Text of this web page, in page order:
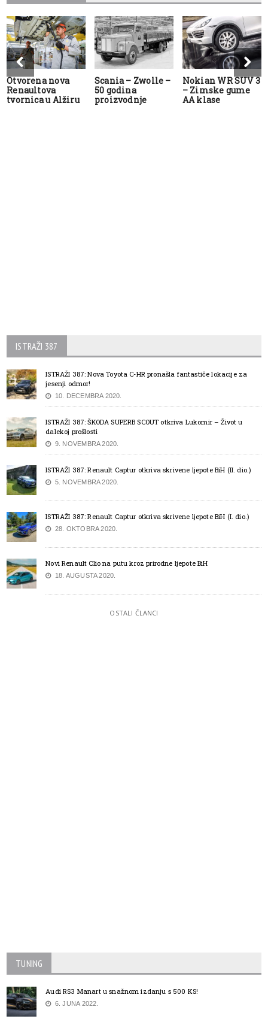
Otvorena nova
Renaultova
tvornica u Alžiru
Scania – Zwolle –
50 godina
proizvodnje
Nokian WR SUV 3
– Zimske gume
AA klase
ISTRAŽI 387
ISTRAŽI 387: Nova Toyota C-HR pronašla fantastiče lokacije za
jesenji odmor!
10. DECEMBRA 2020.
ISTRAŽI 387: ŠKODA SUPERB SCOUT otkriva Lukomir – Život u
dalekoj prošlosti
9. NOVEMBRA 2020.
ISTRAŽI 387: Renault Captur otkriva skrivene ljepote BiH (II. dio.)
5. NOVEMBRA 2020.
ISTRAŽI 387: Renault Captur otkriva skrivene ljepote BiH (I. dio.)
28. OKTOBRA 2020.
Novi Renault Clio na putu kroz prirodne ljepote BiH
18. AUGUSTA 2020.
OSTALI ČLANCI
TUNING
Audi RS3 Manart u snažnom izdanju s 500 KS!
6. JUNA 2022.